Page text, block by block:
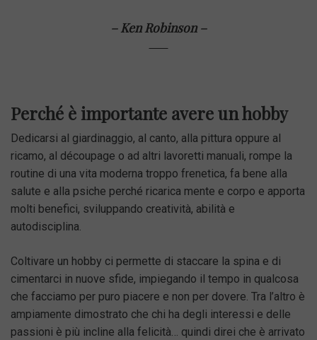
– Ken Robinson –
Perché è importante avere un hobby
Dedicarsi al giardinaggio, al canto, alla pittura oppure al
ricamo, al découpage o ad altri lavoretti manuali, rompe la
routine di una vita moderna troppo frenetica, fa bene alla
salute e alla psiche perché ricarica mente e corpo e apporta
molti benefici, sviluppando creatività, abilità e
autodisciplina.
Coltivare un hobby ci permette di staccare la spina e di
cimentarci in nuove sfide, impiegando il tempo in qualcosa
che facciamo per puro piacere e non per dovere. Tra l’altro è
ampiamente dimostrato che chi ha degli interessi e delle
passioni è più incline alla felicità… quindi direi che è arrivato